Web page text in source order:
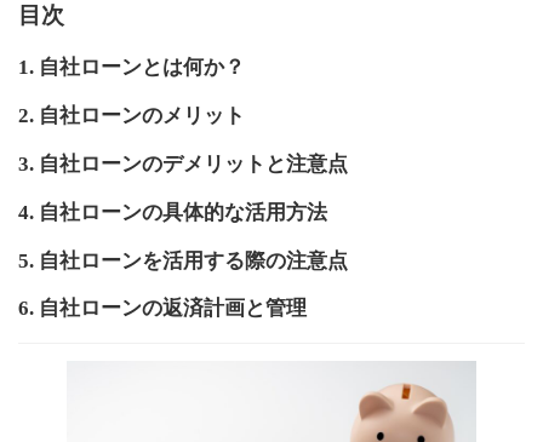
目次
1. 自社ローンとは何か？
2. 自社ローンのメリット
3. 自社ローンのデメリットと注意点
4. 自社ローンの具体的な活用方法
5. 自社ローンを活用する際の注意点
6. 自社ローンの返済計画と管理